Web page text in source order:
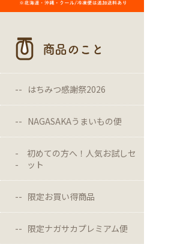
商品のこと
はちみつ感謝祭2026
NAGASAKAうまいもの便
初めての方へ！人気お試しセ
ット
限定お買い得商品
限定ナガサカプレミアム便